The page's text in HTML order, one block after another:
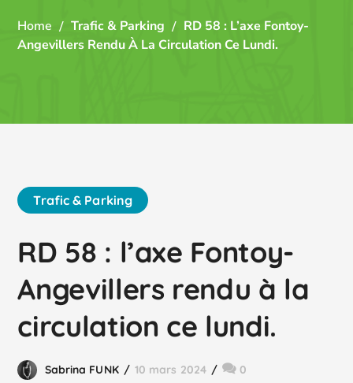
Home Trafic & Parking
RD 58 : L’axe Fontoy-
Angevillers Rendu À La Circulation Ce Lundi.
Trafic & Parking
RD 58 : l’axe Fontoy-
Angevillers rendu à la
circulation ce lundi.
Sabrina FUNK 10 mars 2024 0